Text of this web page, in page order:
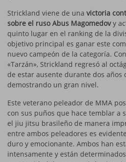
Strickland viene de una victoria
sobre el ruso Abus Magomedovy
quinto lugar en el ranking de la
objetivo principal es ganar este
nuevo campeón de la categoría.
«Tarzán», Strickland regresó al
de estar ausente durante dos años
demostrando un gran nivel.
Este veterano peleador de MMA
con sus puños que hace temblar a
el jiu jitsu brasileño de manera
entre ambos peleadores es
duro y emocionante. Ambos han
intensamente y están